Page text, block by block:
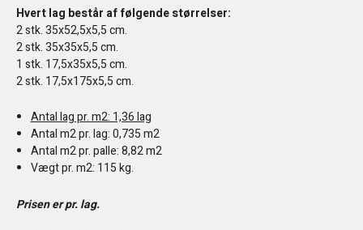
Hvert lag består af følgende størrelser:
2 stk. 35x52,5x5,5 cm.
2 stk. 35x35x5,5 cm.
1 stk. 17,5x35x5,5 cm.
2 stk. 17,5x175x5,5 cm.
Antal lag pr. m2: 1,36 lag
Antal m2 pr. lag: 0,735 m2
Antal m2 pr. palle: 8,82 m2
Vægt pr. m2: 115 kg.
Prisen er pr. lag.